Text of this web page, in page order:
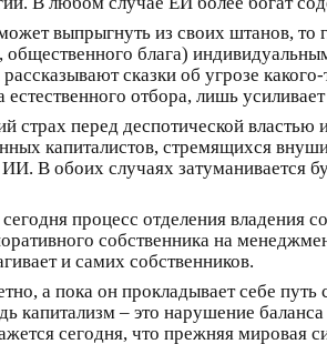
выпрыгнуть из своих штанов,
общественного блага)
сказки об угрозе
отбора, лишь
перед деспотической властью
капиталистов, стремящихся
В обоих случаях затуманивается
процесс отделения владения
собственника на
и самих собственников.
а пока он прокладывает себе
капитализм – это нарушение
сегодня, что прежняя мировая